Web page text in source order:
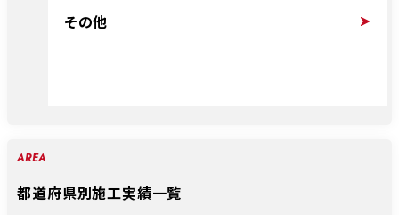
その他
AREA
都道府県別施工実績一覧